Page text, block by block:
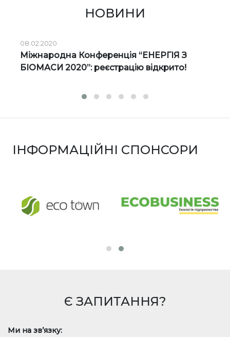
НОВИНИ
08.02.2020
Міжнародна Конференція “ЕНЕРГІЯ З
БІОМАСИ 2020”: реєстрацію відкрито!
ІНФОРМАЦІЙНІ СПОНСОРИ
Є ЗАПИТАННЯ?
Ми на зв’язку: